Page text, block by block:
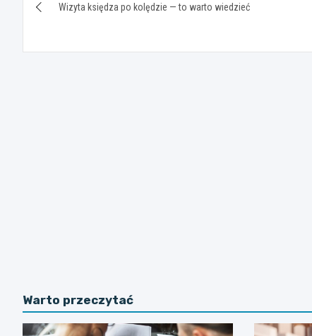
wpisuWizyta księdza po kolędzie — to warto wiedzieć
Warto przeczytać